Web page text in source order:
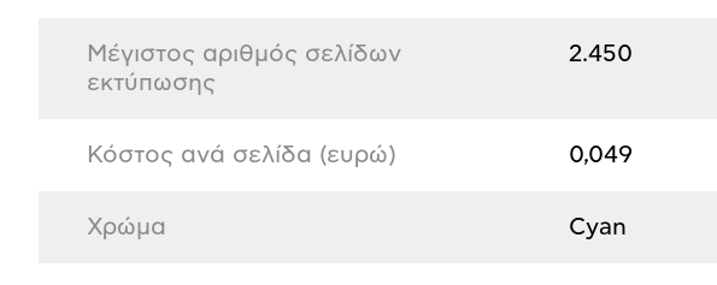
Μέγιστος αριθμός σελίδων
εκτύπωσης
2.450
Κόστος ανά σελίδα (ευρώ) 0,049
Χρώμα Cyan